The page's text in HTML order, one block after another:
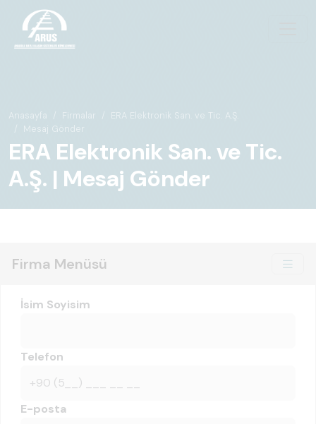
Anasayfa Firmalar
ERA Elektronik San. ve Tic. A.Ş.
Mesaj Gönder
ERA Elektronik San. ve Tic.
A.Ş. | Mesaj Gönder
Firma Menüsü
İsim Soyisim
Telefon
E-posta